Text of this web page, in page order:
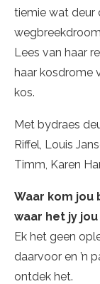
tiemie wat deur
Lees van haar
haar kosdrome
kos.
Met bydraes
Riffel, Louis
Timm, Karen
Waar kom jou
waar het jy
Ek het geen
daarvoor en ’n
ontdek het.